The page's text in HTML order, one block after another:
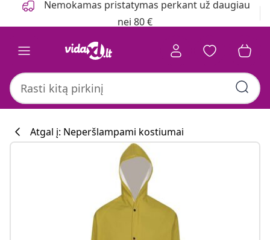
Nemokamas pristatymas perkant už daugiau
nei 80 €
Atgal į: Neperšlampami kostiumai